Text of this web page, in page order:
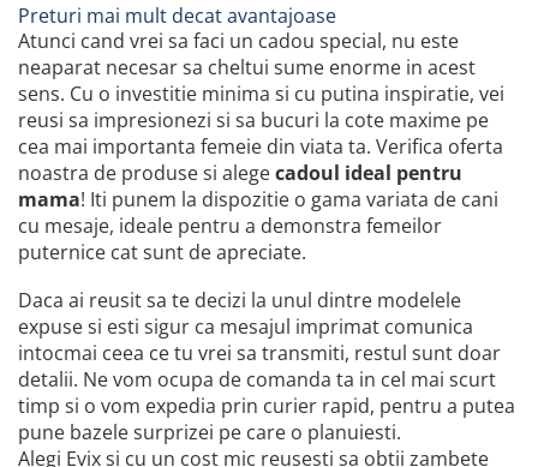
Preturi mai mult decat avantajoase
Atunci cand vrei sa faci un cadou special, nu este
neaparat necesar sa cheltui sume enorme in acest
sens. Cu o investitie minima si cu putina inspiratie, vei
reusi sa impresionezi si sa bucuri la cote maxime pe
cea mai importanta femeie din viata ta. Verifica oferta
noastra de produse si alegecadoul ideal pentru
mama! Iti punem la dispozitie o gama variata de cani
cu mesaje, ideale pentru a demonstra femeilor
puternice cat sunt de apreciate.
Daca ai reusit sa te decizi la unul dintre modelele
expuse si esti sigur ca mesajul imprimat comunica
intocmai ceea ce tu vrei sa transmiti, restul sunt doar
detalii. Ne vom ocupa de comanda ta in cel mai scurt
timp si o vom expedia prin curier rapid, pentru a putea
pune bazele surprizei pe care o planuiesti.
Alegi Evix si cu un cost mic reusesti sa obtii zambete